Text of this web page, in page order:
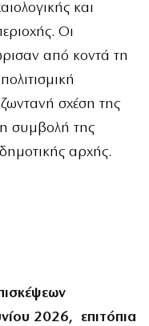
και
Οι
από κοντά τη
σχέση της
συμβολή της
αρχής.
2026, επιτόπια